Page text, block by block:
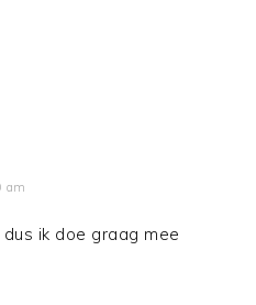
am
ik doe graag mee